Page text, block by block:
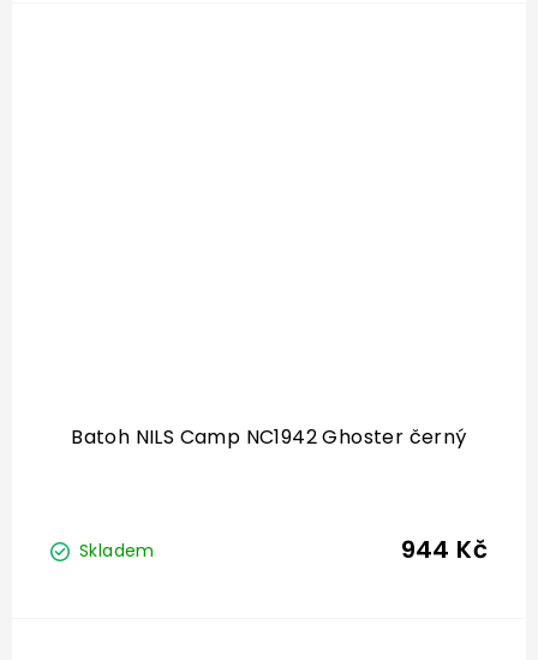
Batoh NILS Camp NC1942 Ghoster černý
Skladem 944 Kč